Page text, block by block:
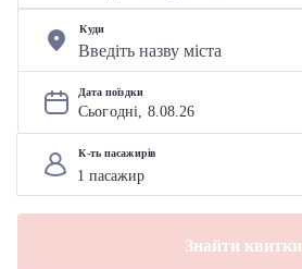
Куди
Дата поїздки
Сьогодні, 8.08.26
К-ть пасажирів
Знайти квитки